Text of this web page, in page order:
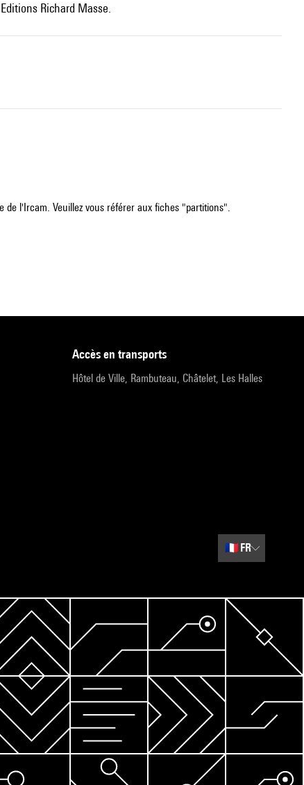
Richard Masse.
l'Ircam. Veuillez vous référer aux fiches "partitions".
accès en transports
Hôtel de Ville, Rambuteau, Châtelet, Les Halles
🇫🇷 FR